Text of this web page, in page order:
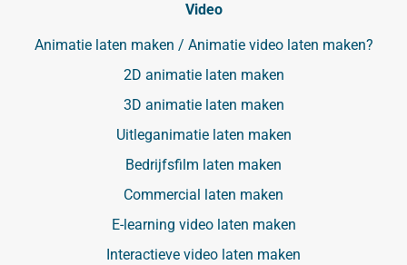
Video
Animatie laten maken / Animatie video laten maken?
2D animatie laten maken
3D animatie laten maken
Uitleganimatie laten maken
Bedrijfsfilm laten maken
Commercial laten maken
E-learning video laten maken
Interactieve video laten maken